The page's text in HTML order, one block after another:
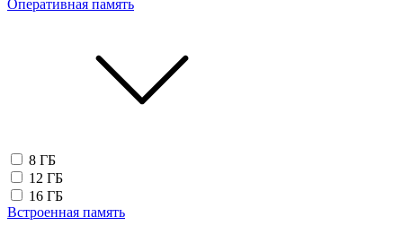
Оперативная память
8 ГБ
12 ГБ
16 ГБ
Встроенная память